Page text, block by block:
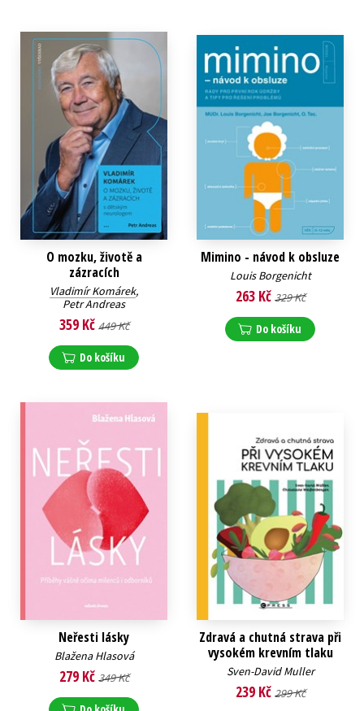
O mozku, životě a
zázracích
Vladimír Komárek,
Petr Andreas
359 Kč 449 Kč
Do košíku
Mimino - návod k obsluze
Louis Borgenicht
263 Kč 329 Kč
Do košíku
Neřesti lásky
Blažena Hlasová
279 Kč 349 Kč
Zdravá a chutná strava při
vysokém krevním tlaku
Sven-David Muller
239 Kč 299 Kč